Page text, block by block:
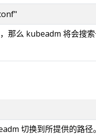
那么 kubeadm 将会搜
切换到所提供的路径